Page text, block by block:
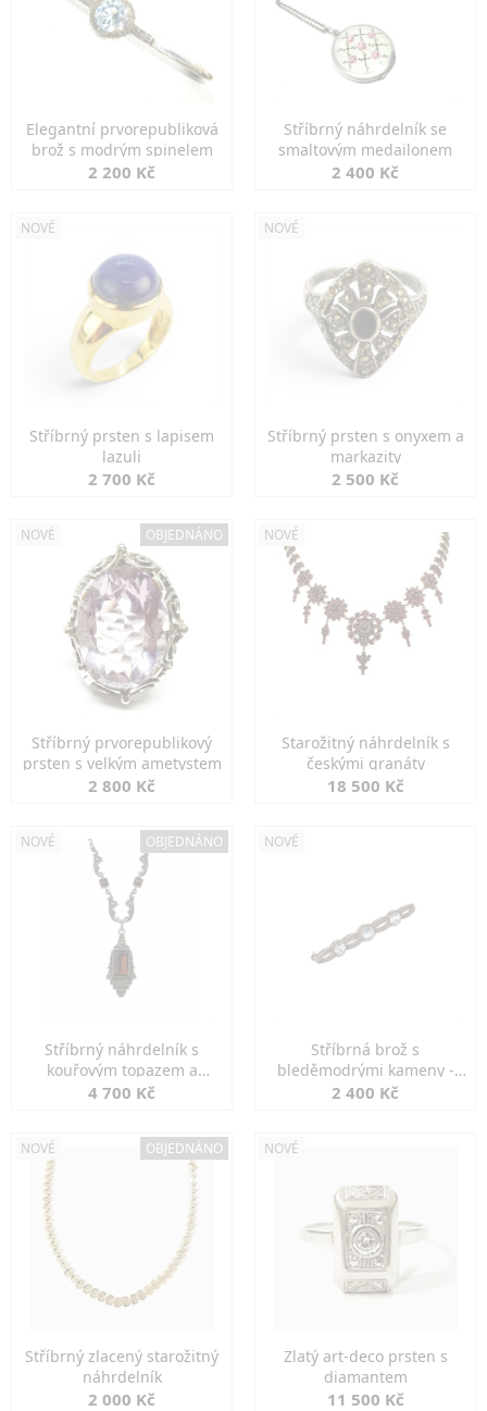
Elegantní prvorepubliková
brož s modrým spinelem
2 200 Kč
Stříbrný náhrdelník se
smaltovým medailonem
2 400 Kč
NOVÉ
Stříbrný prsten s lapisem
lazuli
2 700 Kč
NOVÉ
Stříbrný prsten s onyxem a
markazity
2 500 Kč
NOVÉ OBJEDNÁNO
Stříbrný prvorepublikový
prsten s velkým ametystem
2 800 Kč
NOVÉ
Starožitný náhrdelník s
českými granáty
18 500 Kč
NOVÉ OBJEDNÁNO
Stříbrný náhrdelník s
kouřovým topazem a
markazity
4 700 Kč
NOVÉ
Stříbrná brož s
bleděmodrými kameny -
jemná elegance
2 400 Kč
NOVÉ OBJEDNÁNO
Stříbrný zlacený starožitný
náhrdelník
2 000 Kč
NOVÉ
Zlatý art-deco prsten s
diamantem
11 500 Kč